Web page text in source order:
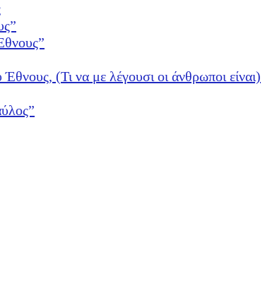
Έθνους, (Τι να με λέγουσι οι άνθρωποι είναι)